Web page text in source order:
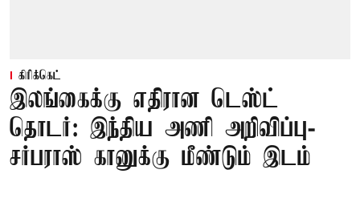
கிரிக்கெட்
இலங்கைக்கு எதிரான டெஸ்ட்
தொடர்: இந்திய அணி அறிவிப்பு-
சர்பராஸ் கானுக்கு மீண்டும் இடம்